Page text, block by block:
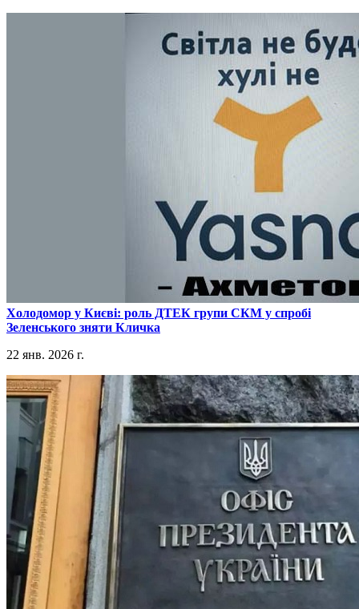
​Холодомор у Києві: роль ДТЕК групи СКМ у спробі
Зеленського зняти Кличка
22 янв. 2026 г.